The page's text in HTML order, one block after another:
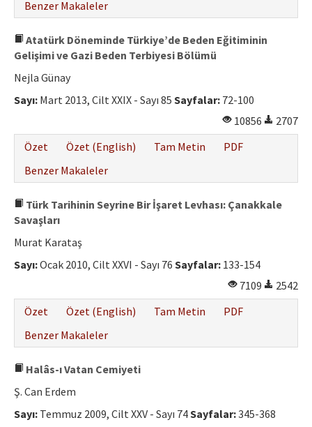
Benzer Makaleler
Atatürk Döneminde Türkiye’de Beden Eğitiminin
Gelişimi ve Gazi Beden Terbiyesi Bölümü
Nejla Günay
Sayı: Mart 2013, Cilt XXIX - Sayı 85 Sayfalar: 72-100
10856
2707
Özet
Özet (English) Tam Metin
PDF
Benzer Makaleler
Türk Tarihinin Seyrine Bir İşaret Levhası: Çanakkale
Savaşları
Murat Karataş
Sayı:Ocak 2010, Cilt XXVI - Sayı 76 Sayfalar: 133-154
7109
2542
Özet
Özet (English) Tam Metin
PDF
Benzer Makaleler
Halâs-ı Vatan Cemiyeti
Ş. Can Erdem
Sayı: Temmuz 2009, Cilt XXV - Sayı 74Sayfalar:345-368